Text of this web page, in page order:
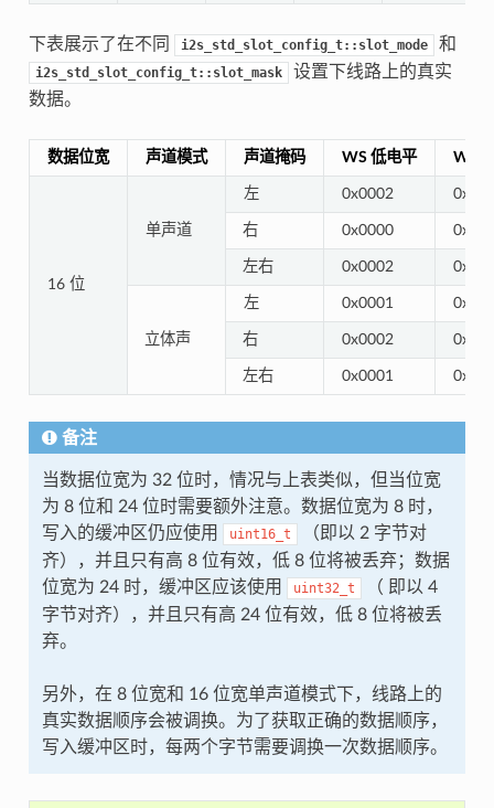
下表展示了在不同 i2s_std_slot_config_t::slot_mode 和
i2s_std_slot_config_t::slot_mask
设置下线路上的真实
数据。
数据位宽 声道模式 声道掩码 WS 低电平 WS
16 位
单声道
左 0x0002
右 0x0000
左右 0x0002
立体声
左 0x0001
右 0x0002
左右 0x0001
备注
当数据位宽为 32 位时，情况与上表类似，但当位宽
为 8 位和 24 位时需要额外注意。数据位宽为 8 时，
写入的缓冲区仍应使用
uint16_t
（即以 2 字节对
齐），并且只有高 8 位有效，低 8 位将被丢弃；数据
位宽为 24 时，缓冲区应该使用
uint32_t
（ 即以 4
字节对齐），并且只有高 24 位有效，低 8 位将被丢
弃。
另外，在 8 位宽和 16 位宽单声道模式下，线路上的
真实数据顺序会被调换。为了获取正确的数据顺序，
写入缓冲区时，每两个字节需要调换一次数据顺序。